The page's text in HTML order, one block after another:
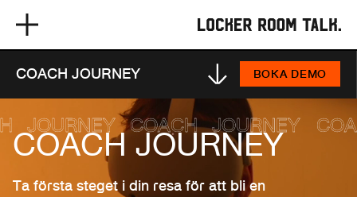
COACH JOURNEY BOKA DEMO
ANVÄNDARPOLICY
COACH JOURNEY COACH
COACH JOURNEY
Ta första steget i din resa för att bli en